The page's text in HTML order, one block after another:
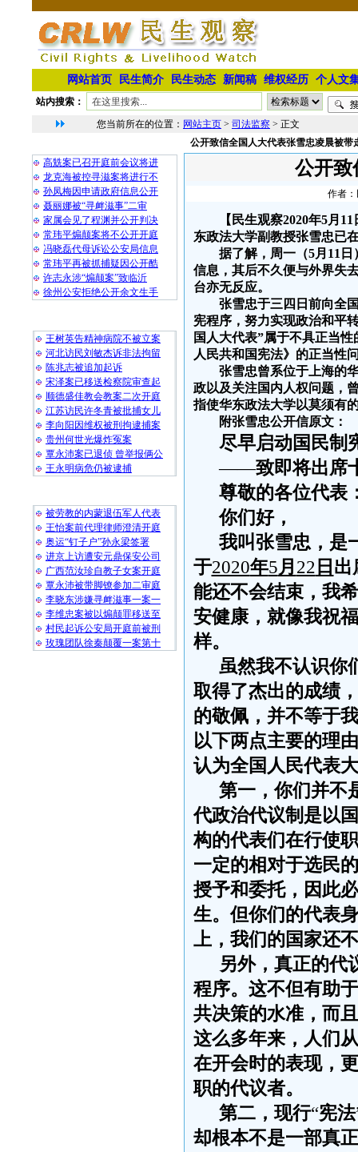
网站首页 民生简介 民生动态 新闻稿 维权经历 个人文
站内搜索：
您当前所在的位置： 网站主页 > 司法监察 > 正文
高兟案已召开庭前会议将进
龙克海被控寻滋案将进行不
孙凤梅因申请政府信息公开
聂丽娜被“寻衅滋事”二审
家属会见了程渊并公开判决
常玮平煽颠案将不公开开庭
冯晓磊代母诉讼公安局信息
常玮平再被抓捕疑因公开酷
许志永涉“煽颠案”致临沂
徐州公安拒绝公开余文生手
王树英告精神病院不被立案
河北访民刘敏杰诉非法拘留
陈兆志被追加起诉
宋泽案已移送检察院审查起
顺德盛佳教会教案二次开庭
江苏访民许冬青被批捕女儿
李向阳因维权被刑拘逮捕案
贵州何世光爆炸冤案
覃永沛案已退侦 曾举报俩公
王永明病危仍被逮捕
被劳教的内蒙退伍军人代表
王怡案前代理律师澄清开庭
奥运“钉子户”孙永梁签署
进京上访遭安元鼎保安公司
广西范汝珍自教子女案开庭
覃永沛被带脚镣参加二审庭
李晓东涉嫌寻衅滋事一案一
李维忠案被以煽颠罪移送至
村民起诉公安局开庭前被刑
玫瑰团队徐秦颠覆一案第十
公开致信全国人大代表张雪忠凌晨被带
公开致
作者：
【民生观察2020年5月
东政法大学副教授张雪忠已
据了解，周一（5月11日
信息，其后不久便与外界失
台亦无反应。
张雪忠于三四日前向全
宪程序，努力实现政治和平
国人大代表”属于不具正当
人民共和国宪法》的正当性
张雪忠曾系位于上海的
政以及关注国内人权问题，
指使华东政法大学以莫须有
附张雪忠公开信原文：
尽早启动国民制
——致即将出席
尊敬的各位代表
你们好，
我叫张雪忠，是
于2020年5月 22 日 出
能还不会结束，我
安健康，就像我祝
样。
虽然我不认识你
取得了杰出的成绩
的敬佩，并不等于
以下两点主要的理
认为全国人民代表
第一，你们并不
代政治代议制是以
构的代表们在行使
一定的相对于选民
授予和委托，因此
生。但你们的代表
上，我们的国家还
另外，真正的代
程序。这不但有助
共决策的水准，而
这么多年来，人们
在开会时的表现，
职的代议者。
第二，现行“宪法
却根本不是一部真